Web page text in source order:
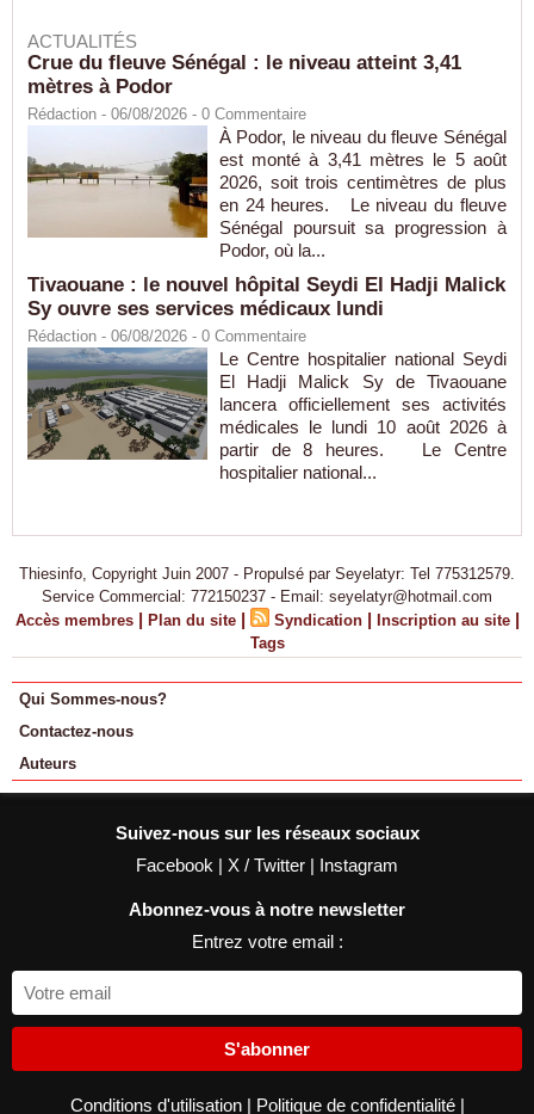
ACTUALITÉS
Crue du fleuve Sénégal : le niveau atteint 3,41
mètres à Podor
Rédaction - 06/08/2026 - 0 Commentaire
À Podor, le niveau du fleuve Sénégal
est monté à 3,41 mètres le 5 août
2026, soit trois centimètres de plus
en 24 heures. Le niveau du fleuve
Sénégal poursuit sa progression à
Podor, où la...
Tivaouane : le nouvel hôpital Seydi El Hadji Malick
Sy ouvre ses services médicaux lundi
Rédaction - 06/08/2026 - 0 Commentaire
Le Centre hospitalier national Seydi
El Hadji Malick Sy de Tivaouane
lancera officiellement ses activités
médicales le lundi 10 août 2026 à
partir de 8 heures. Le Centre
hospitalier national...
Thiesinfo, Copyright Juin 2007 - Propulsé par Seyelatyr: Tel 775312579.
Service Commercial: 772150237 - Email: seyelatyr@hotmail.com
Accès membres | Plan du site | Syndication | Inscription au site |
Tags
Qui Sommes-nous?
Contactez-nous
Auteurs
Suivez-nous sur les réseaux sociaux
Facebook | X / Twitter | Instagram
Abonnez-vous à notre newsletter
Entrez votre email :
S'abonner
Conditions d'utilisation | Politique de confidentialité |